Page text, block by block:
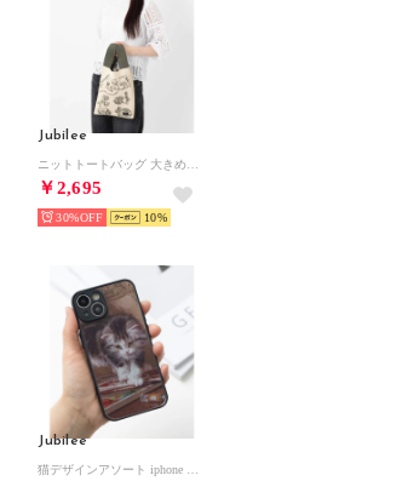
Jubilee
￥2,695
30% 10
Jubilee